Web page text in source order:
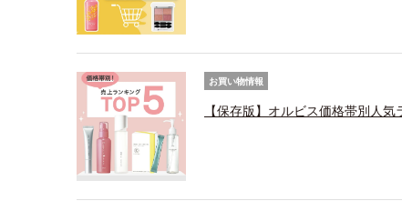
お買い物情報
【保存版】オルビス価格帯別人